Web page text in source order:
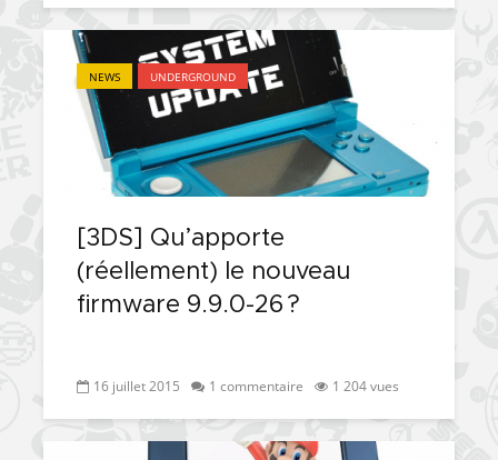
NEWS UNDERGROUND
[3DS] Qu’apporte
(réellement) le nouveau
firmware 9.9.0-26 ?
16 juillet 2015 1 commentaire 1 204 vues